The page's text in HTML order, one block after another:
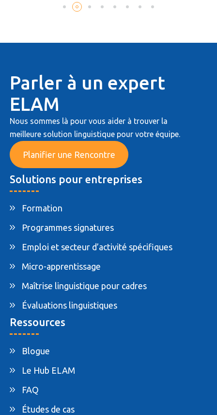
Parler à un expert
ELAM
Nous sommes là pour vous aider à trouver la
meilleure solution linguistique pour votre équipe.
Planifier une Rencontre
Solutions pour entreprises
Formation
Programmes signatures
Emploi et secteur d’activité spécifiques
Micro-apprentissage
Maîtrise linguistique pour cadres
Évaluations linguistiques
Ressources
Blogue
Le Hub ELAM
FAQ
Études de cas